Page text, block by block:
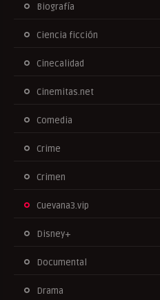
Biografía
Ciencia ficción
Cinecalidad
Cinemitas.net
Comedia
Crime
Crimen
Cuevana3.vip
Disney+
Documental
Drama